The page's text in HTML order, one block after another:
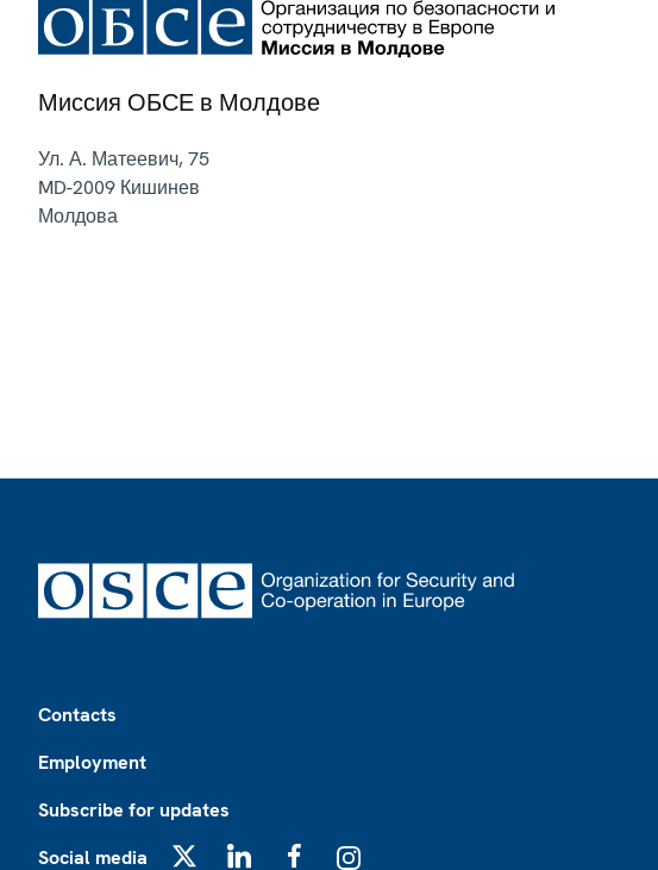
Миссия ОБСЕ в Молдове
Ул. А. Матеевич, 75
MD-2009 Кишинев
Молдова
Contacts
Employment
Subscribe for updates
Social media